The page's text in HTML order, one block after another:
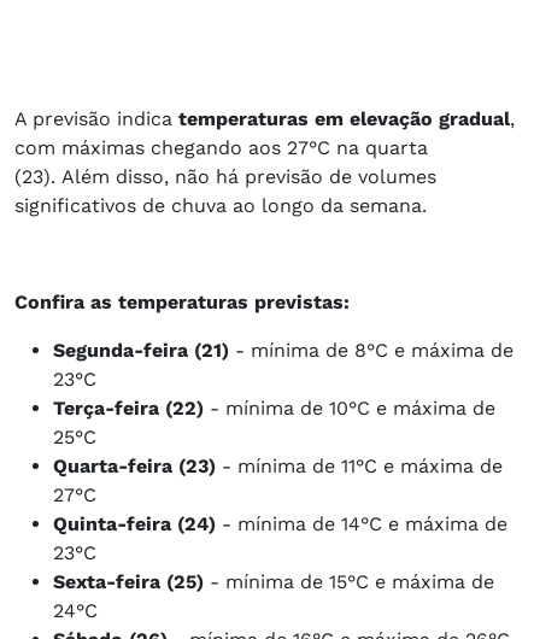
A previsão indica temperaturas em elevação gradual,
com máximas chegando aos 27°C na quarta
(23). Além disso, não há previsão de volumes
significativos de chuva ao longo da semana.
Confira as temperaturas previstas:
Segunda-feira (21) - mínima de 8°C e máxima de
23°C
Terça-feira (22) - mínima de 10°C e máxima de
25°C
Quarta-feira (23) - mínima de 11°C e máxima de
27°C
Quinta-feira (24) - mínima de 14°C e máxima de
23°C
Sexta-feira (25) - mínima de 15°C e máxima de
24°C